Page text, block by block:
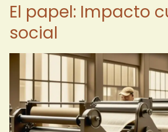
El papel: Impacto
social